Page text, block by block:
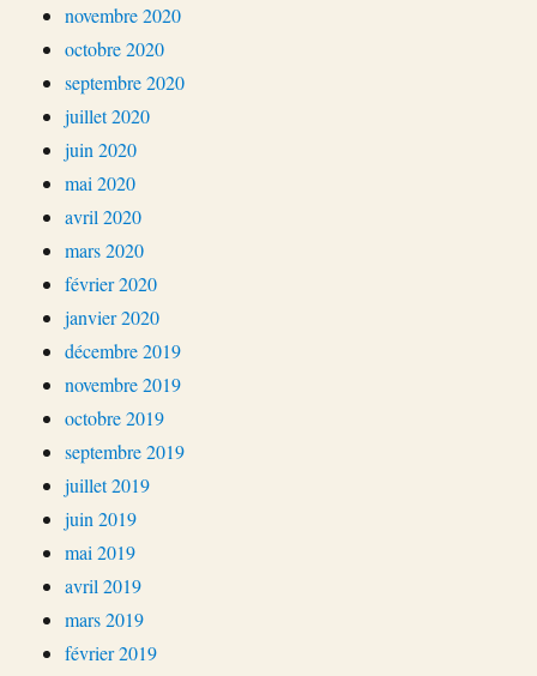
novembre 2020
octobre 2020
septembre 2020
juillet 2020
juin 2020
mai 2020
avril 2020
mars 2020
février 2020
janvier 2020
décembre 2019
novembre 2019
octobre 2019
septembre 2019
juillet 2019
juin 2019
mai 2019
avril 2019
mars 2019
février 2019